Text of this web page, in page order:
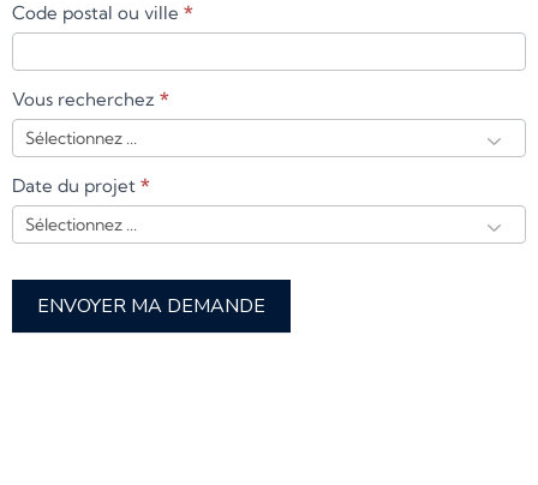
Code postal ou ville *
Vous recherchez *
Date du projet *
ENVOYER MA DEMANDE